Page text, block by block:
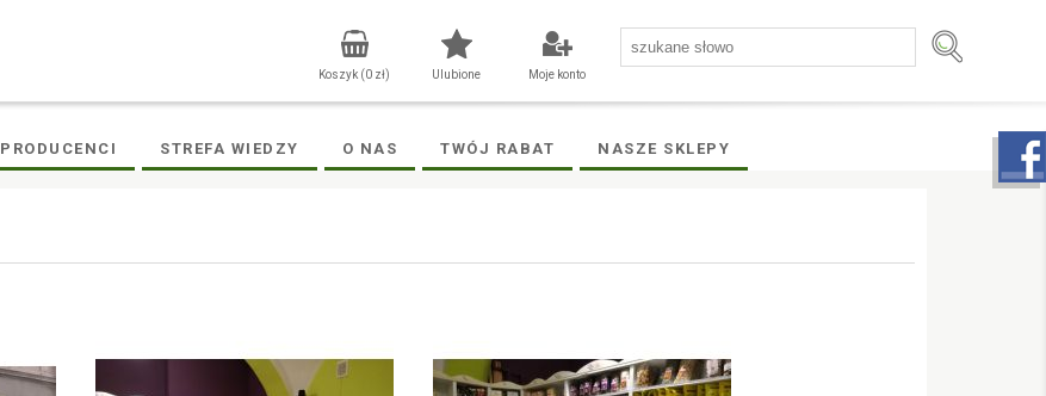
Moje konto
Ulubione
Koszyk (0 zł)
PRODUCENCI STREFA WIEDZY O NAS TWÓJ RABAT NASZE SKLEPY